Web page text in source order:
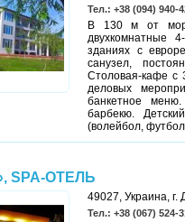
Тел.: +38 (094) 940-
В 130 м от
двухкомнатные
зданиях с
санузел,
Столовая-кафе с
деловых
банкетное
барбекю.
(волейбол,
SPA-ОТЕЛЬ
49027, Украина,
Тел.: +38 (067) 524-